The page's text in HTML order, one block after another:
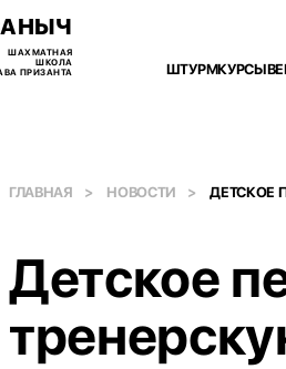
ШАХМАТНАЯ
ШКОЛА
ПРИЗАНТА
ШТУРМКУРСЫ
ГЛАВНАЯ НОВОСТИ ДЕТСКОЕ
Детское